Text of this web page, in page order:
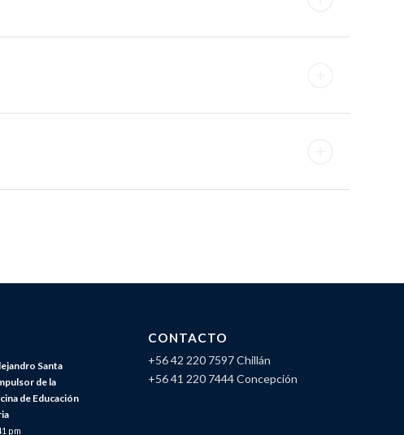
Santa
de la
de Educación
pm
CONTACTO
+56 42 220 7597 Chillán
+56 41 220 7444 Concepción